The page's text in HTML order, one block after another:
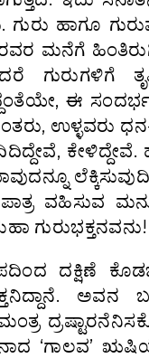
ಗುರು ಹಾಗೂ
ಮನೆಗೆ ಹಿಂತಿರುಗಿ
ಗುರುಗಳಿಗೆ
ಈ
ಉಳ್ಳವರು
ವಹಿಸುವ
ಗುರುಭಕ್ತನವನು!
ದಕ್ಷಿಣೆ
‘ಗಾಲವ’